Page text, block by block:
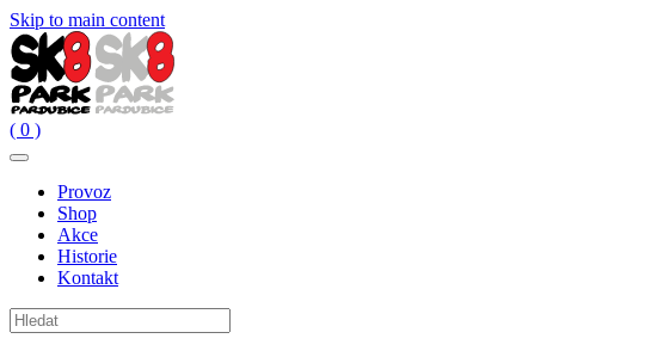
Skip to main content
( 0 )
Provoz
Shop
Akce
Historie
Kontakt